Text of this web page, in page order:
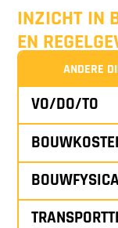
INZICHT IN
EN
ANDERE
VO/DO/TO